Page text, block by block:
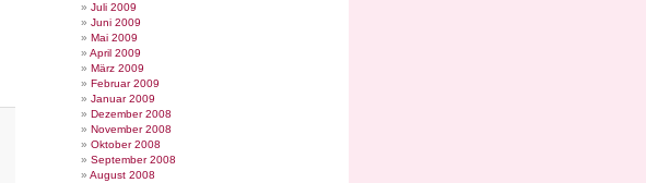
Juli 2009
Juni 2009
Mai 2009
April 2009
März 2009
Februar 2009
Januar 2009
Dezember 2008
November 2008
Oktober 2008
September 2008
August 2008